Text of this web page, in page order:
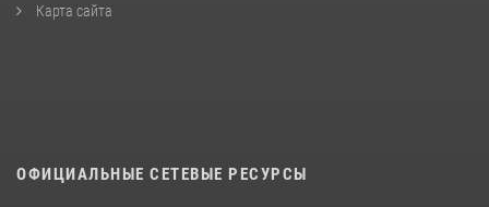
Карта сайта
ОФИЦИАЛЬНЫЕ СЕТЕВЫЕ РЕСУРСЫ